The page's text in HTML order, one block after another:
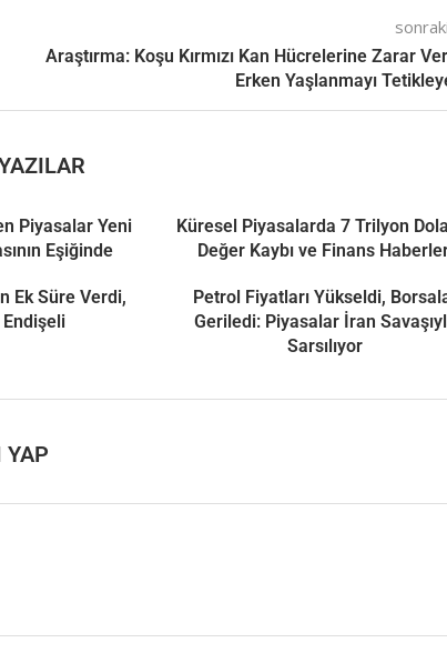
Araştırma: Koşu Kırmızı Kan Hücrelerine Zarar
Erken Yaşlanmayı
Piyasalar Yeni
Eşiğinde
Küresel Piyasalarda 7 Trilyon
Değer Kaybı ve Finans
Ek Süre Verdi,
Endişeli
Petrol Fiyatları Yükseldi,
Geriledi: Piyasalar İran
Sarsılıyor
YAP